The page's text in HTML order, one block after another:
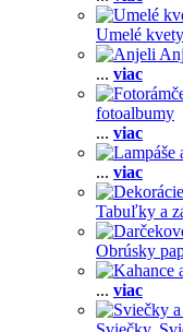
Umelé
... viac
fotoalbumy
... viac
... viac
Tabuľky a
Obrúsky
... viac